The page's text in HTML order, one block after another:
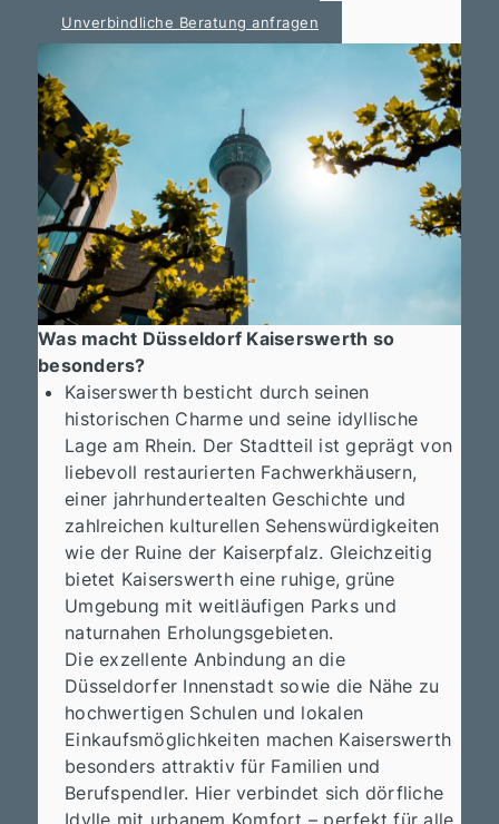
Unverbindliche Beratung anfragen
Was macht Düsseldorf Kaiserswerth so
besonders?
Kaiserswerth besticht durch seinen
historischen Charme und seine idyllische
Lage am Rhein. Der Stadtteil ist geprägt von
liebevoll restaurierten Fachwerkhäusern,
einer jahrhundertealten Geschichte und
zahlreichen kulturellen Sehenswürdigkeiten
wie der Ruine der Kaiserpfalz. Gleichzeitig
bietet Kaiserswerth eine ruhige, grüne
Umgebung mit weitläufigen Parks und
naturnahen Erholungsgebieten.
Die exzellente Anbindung an die
Düsseldorfer Innenstadt sowie die Nähe zu
hochwertigen Schulen und lokalen
Einkaufsmöglichkeiten machen Kaiserswerth
besonders attraktiv für Familien und
Berufspendler. Hier verbindet sich dörfliche